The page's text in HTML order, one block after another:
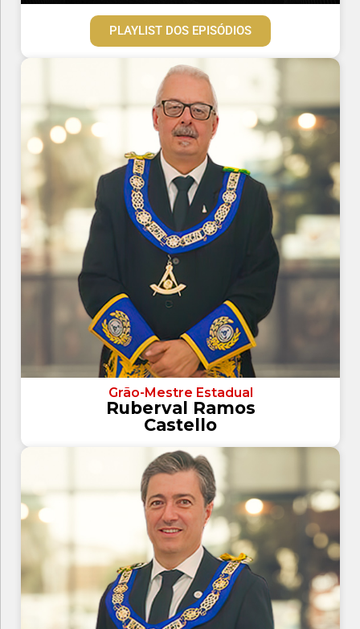
PLAYLIST DOS EPISÓDIOS
Grão-Mestre Estadual
Ruberval Ramos
Castello